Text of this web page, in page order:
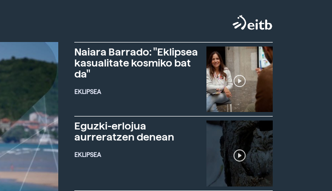
Naiara Barrado: "Eklipsea
kasualitate kosmiko bat
da"
EKLIPSEA
Eguzki-erlojua
aurreratzen denean
EKLIPSEA